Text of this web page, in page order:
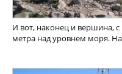
И вот, наконец и вершина,
метра над уровнем моря.